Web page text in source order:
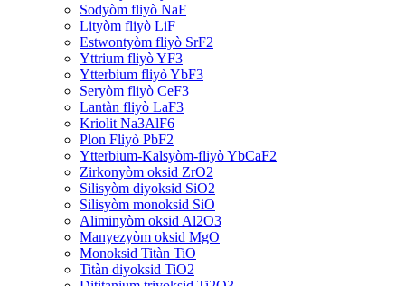
Sodyòm fliyò NaF
Lityòm fliyò LiF
Estwontyòm fliyò SrF2
Yttrium fliyò YF3
Ytterbium fliyò YbF3
Seryòm fliyò CeF3
Lantàn fliyò LaF3
Kriolit Na3AlF6
Plon Fliyò PbF2
Ytterbium-Kalsyòm-fliyò YbCaF2
Zirkonyòm oksid ZrO2
Silisyòm diyoksid SiO2
Silisyòm monoksid SiO
Aliminyòm oksid Al2O3
Manyezyòm oksid MgO
Monoksid Titàn TiO
Titàn diyoksid TiO2